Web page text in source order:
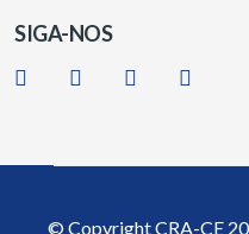
SIGA-NOS
© CopyrightCRA-CE